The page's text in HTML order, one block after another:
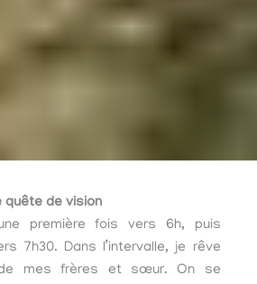
quête de vision
première fois vers 6h, puis
7h30. Dans l’intervalle, je rêve
mes frères et sœur. On se